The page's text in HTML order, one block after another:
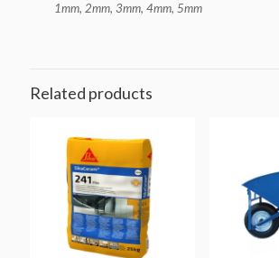
1mm, 2mm, 3mm, 4mm, 5mm
Related products